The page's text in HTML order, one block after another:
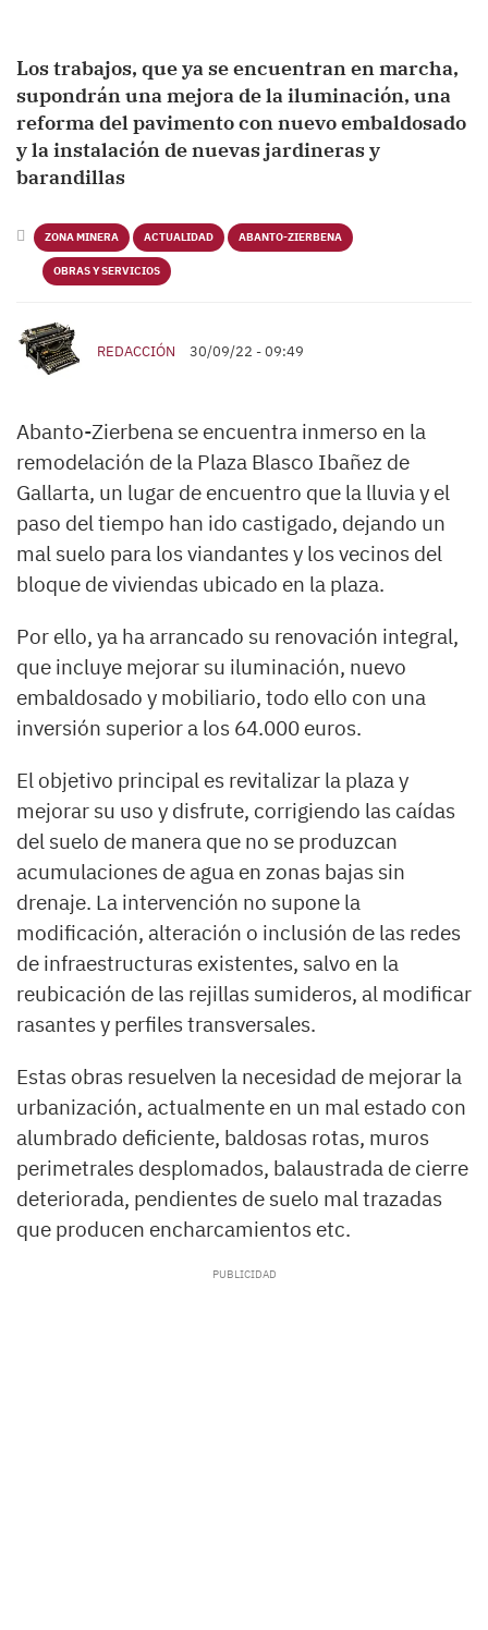
Los trabajos, que ya se encuentran en marcha,
supondrán una mejora de la iluminación, una
reforma del pavimento con nuevo embaldosado
y la instalación de nuevas jardineras y
barandillas
ZONA MINERA ACTUALIDAD ABANTO-ZIERBENA
OBRAS Y SERVICIOS
REDACCIÓN 30/09/22 - 09:49
Abanto-Zierbena se encuentra inmerso en la
remodelación de la Plaza Blasco Ibañez de
Gallarta, un lugar de encuentro que la lluvia y el
paso del tiempo han ido castigado, dejando un
mal suelo para los viandantes y los vecinos del
bloque de viviendas ubicado en la plaza.
Por ello, ya ha arrancado su renovación integral,
que incluye mejorar su iluminación, nuevo
embaldosado y mobiliario, todo ello con una
inversión superior a los 64.000 euros.
El objetivo principal es revitalizar la plaza y
mejorar su uso y disfrute, corrigiendo las caídas
del suelo de manera que no se produzcan
acumulaciones de agua en zonas bajas sin
drenaje. La intervención no supone la
modificación, alteración o inclusión de las redes
de infraestructuras existentes, salvo en la
reubicación de las rejillas sumideros, al modificar
rasantes y perfiles transversales.
Estas obras resuelven la necesidad de mejorar la
urbanización, actualmente en un mal estado con
alumbrado deficiente, baldosas rotas, muros
perimetrales desplomados, balaustrada de cierre
deteriorada, pendientes de suelo mal trazadas
que producen encharcamientos etc.